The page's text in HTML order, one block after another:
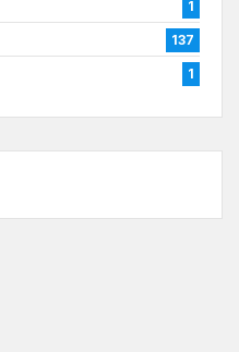
1
137
1